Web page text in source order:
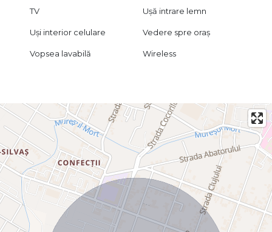
TV Ușă intrare lemn
Uși interior celulare Vedere spre oraș
Vopsea lavabilă Wireless